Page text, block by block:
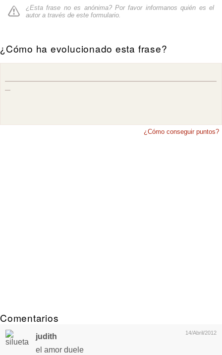
¿Esta frase no es anónima? Por favor informanos quién es el
autor a través de este formulario.
¿Cómo ha evolucionado esta frase?
¿Cómo conseguir puntos?
Comentarios
14/Abril/2012
judith
el amor duele